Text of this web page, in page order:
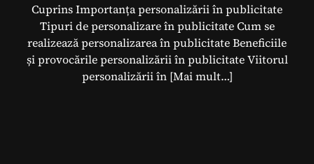
Cuprins Importanța personalizării în publicitate
Tipuri de personalizare în publicitate Cum se
realizează personalizarea în publicitate Beneficiile
și provocările personalizării în publicitate Viitorul
personalizării în [Mai mult…]